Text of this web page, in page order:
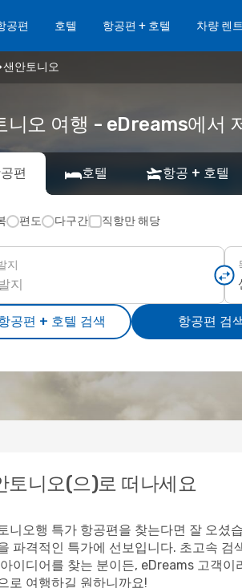
공편 호텔 항공편 + 호텔 차량 렌트
샌안토니오
니오 여행 - eDreams에서
편 호텔 항공 + 호텔
편도 다구간 직항만 해당
지
공편 + 호텔 검색 항공편 검
토니오(으)로 떠나세요
니오행 특가 항공편을 찾는다면 잘 오셨
파격적인 특가에 선보입니다. 초고속
이디어를 찾는 분이든, eDreams 고객
로 여행하길 원하니까요!